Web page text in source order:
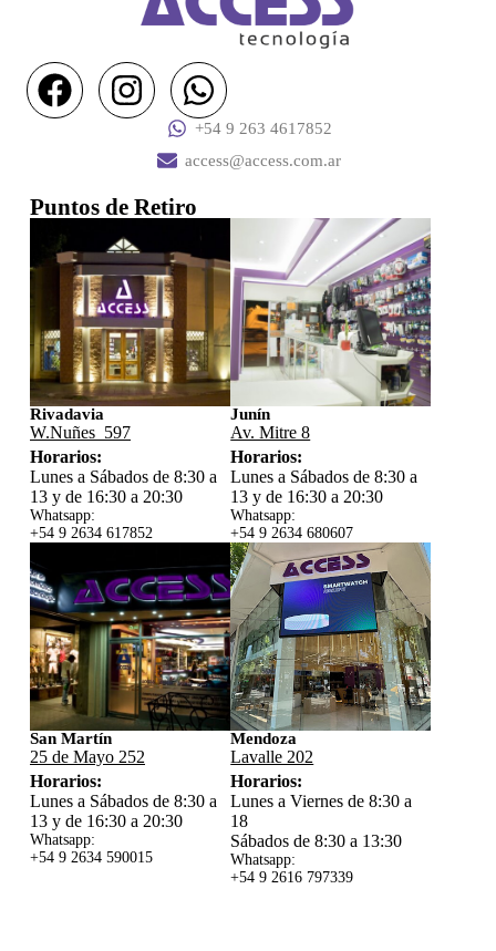
+54 9 263 4617852
access@access.com.ar
Puntos de Retiro
Rivadavia
W.Nuñes 597
Horarios:
Lunes a Sábados de 8:30 a
13 y de 16:30 a 20:30
Whatsapp:
+54 9 2634 617852
Junín
Av. Mitre 8
Horarios:
Lunes a Sábados de 8:30 a
13 y de 16:30 a 20:30
Whatsapp:
+54 9 2634 680607
San Martín
25 de Mayo 252
Horarios:
Lunes a Sábados de 8:30 a
13 y de 16:30 a 20:30
Whatsapp:
+54 9 2634 590015
Mendoza
Lavalle 202
Horarios:
Lunes a Viernes de 8:30 a
18
Sábados de 8:30 a 13:30
Whatsapp:
+54 9 2616 797339